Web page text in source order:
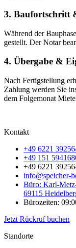
3. Baufortschritt
Während der
gestellt. Der Notar
4. Übergabe &
Nach Fertigstellung
Zahlung werden Sie
dem Folgemonat
Kontakt
+49 6221
+49 151
+49 6221
info@speicher-
Büro: Karl-
69115
Bürozeiten:
Jetzt Rückruf buchen
Standorte